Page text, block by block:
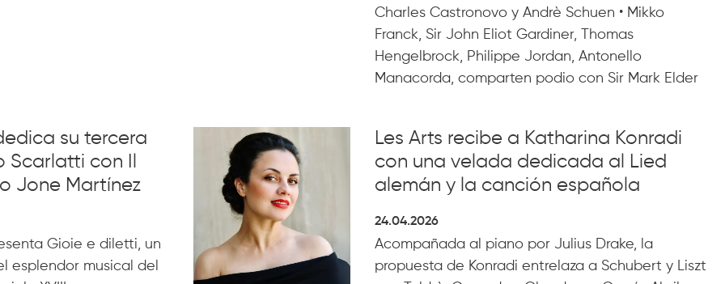
Charles Castronovo y Andrè Schuen • Mikko
Franck, Sir John Eliot Gardiner, Thomas
Hengelbrock, Philippe Jordan, Antonello
Manacorda, comparten podio con Sir Mark Elder
su tercera
Scarlatti con Il
Jone Martínez
Gioie e diletti, un
esplendor musical del
Les Arts recibe a Katharina Konradi
con una velada dedicada al Lied
alemán y la canción española
24.04.2026
Acompañada al piano por Julius Drake, la
propuesta de Konradi entrelaza a Schubert y Liszt